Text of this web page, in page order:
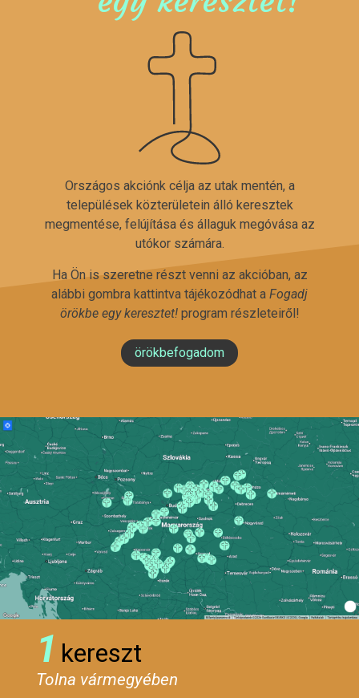
Országos akciónk célja az utak mentén, a
települések közterületein álló keresztek
megmentése, felújítása és állaguk megóvása az
utókor számára.
Ha Ön is szeretne részt venni az akcióban, az
alábbi gombra kattintva tájékozódhat a Fogadj
örökbe egy keresztet!program részleteiről!
örökbefogadom
1 kereszt
Tolna vármegyében